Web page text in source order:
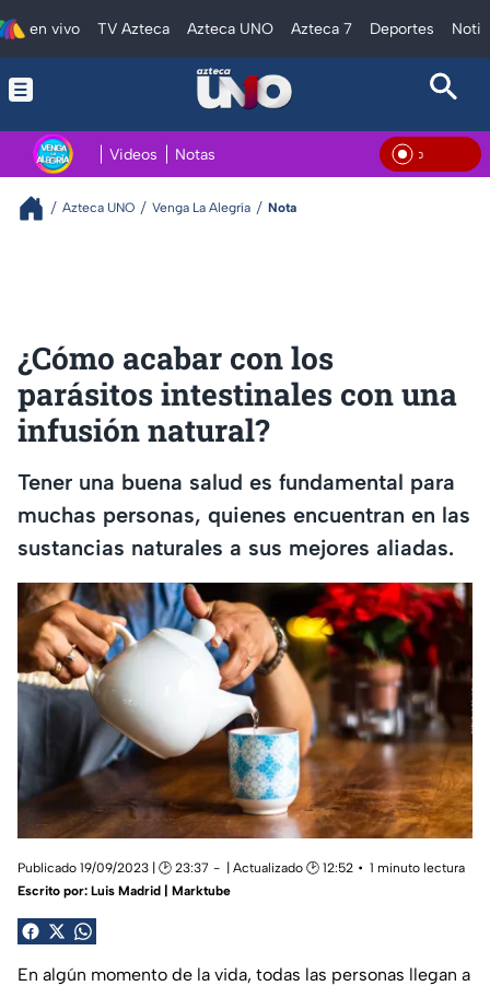
en vivo TV Azteca Azteca UNO Azteca 7 Deportes
Videos Notas En
Azteca UNO Venga La Alegría Nota
¿Cómo acabar con los
parásitos intestinales con una
infusión natural?
Tener una buena salud es fundamental para
muchas personas, quienes encuentran en las
sustancias naturales a sus mejores aliadas.
Publicado 19/09/2023 | 🕑 23:37 | Actualizado 🕑 12:52
1 minuto lectura
Escrito por: Luis Madrid | Marktube
En algún momento de la vida, todas las personas llegan a